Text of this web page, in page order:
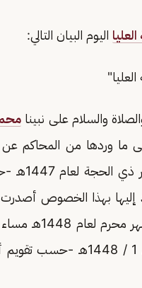
اليوم البيان التالي:
والسلام على نبينا
ثبوت رؤية